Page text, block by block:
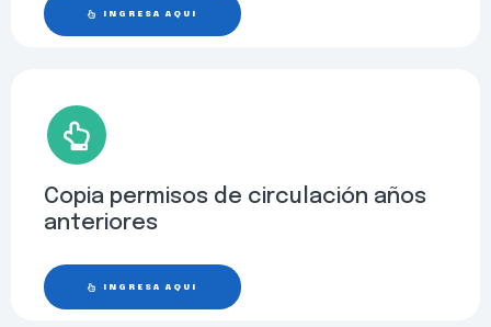
INGRESA AQUÍ
Copia permisos de circulación años
anteriores
INGRESA AQUÍ